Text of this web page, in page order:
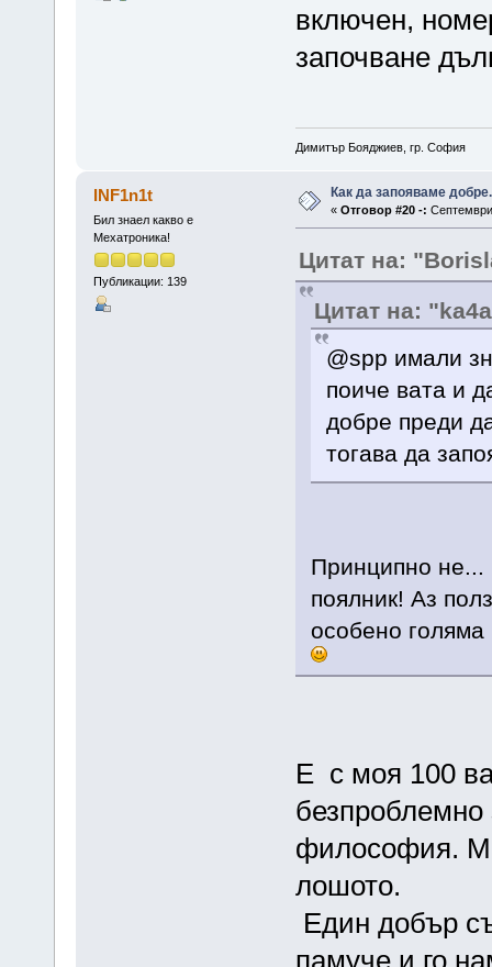
включен,
започване
Димитър Бояджиев, гр. София
INF1n1t
Бил знаел какво е
Мехатроника!
Публикации: 139
Как да запояваме добре.
« Отговор #20 -:
Цитат на:
Цитат на:
@spp имали
поиче вата и
добре преди
тогава да
Принципно не...
поялник! Аз
особено голяма
E с моя 100
безпроблемно
философия.
лошото.
Един добър